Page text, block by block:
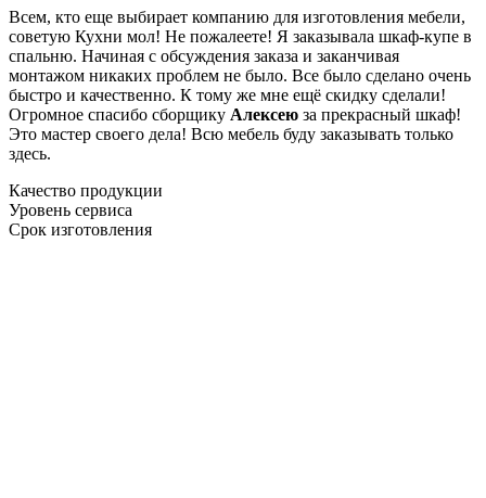
Всем, кто еще выбирает компанию для изготовления мебели,
советую Кухни мол! Не пожалеете! Я заказывала шкаф-купе в
спальню. Начиная с обсуждения заказа и заканчивая
монтажом никаких проблем не было. Все было сделано очень
быстро и качественно. К тому же мне ещё скидку сделали!
Огромное спасибо сборщику Алексею за прекрасный шкаф!
Это мастер своего дела! Всю мебель буду заказывать только
здесь.
Качество продукции
Уровень сервиса
Срок изготовления